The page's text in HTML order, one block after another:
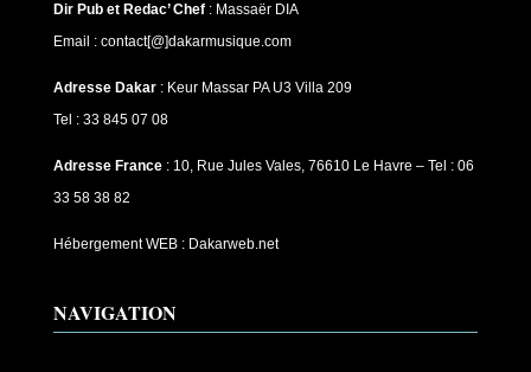
Dir Pub et Redac’ Chef: Massaër DIA
Email : contact[@]dakarmusique.com
Adresse Dakar: Keur Massar PA U3 Villa 209
Tel : 33 845 07 08
Adresse France: 10, Rue Jules Vales, 76610 Le Havre – Tel : 06
33 58 38 82
Hébergement WEB : Dakarweb.net
NAVIGATION